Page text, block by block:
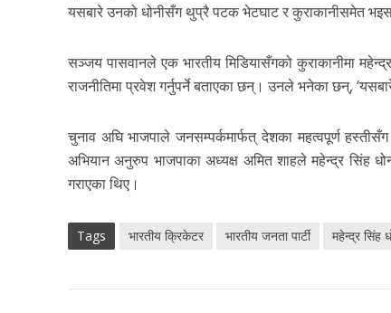
यसबारे उनको धोनीसँग थुप्रै पटक भेटघाट र कुराकानीसमेत
सञ्जय पासवानले एक भारतीय मिडियासँगको कुराकानीमा
राजनीतिमा प्रवेश गर्नुपर्ने बताएका छन्। उनले भनेका छन्,
चुनाव अघि भाजपाले जनसम्पर्कमार्फत् देशका महत्वपूर्ण
अभियान अनुरुप भाजपाका अध्यक्ष अमित शाहले महेन्द्र सिंह
गराएका थिए।
Tags भारतीय क्रिकेटर भारतीय जनता पार्टी महेन्द्र सिंह